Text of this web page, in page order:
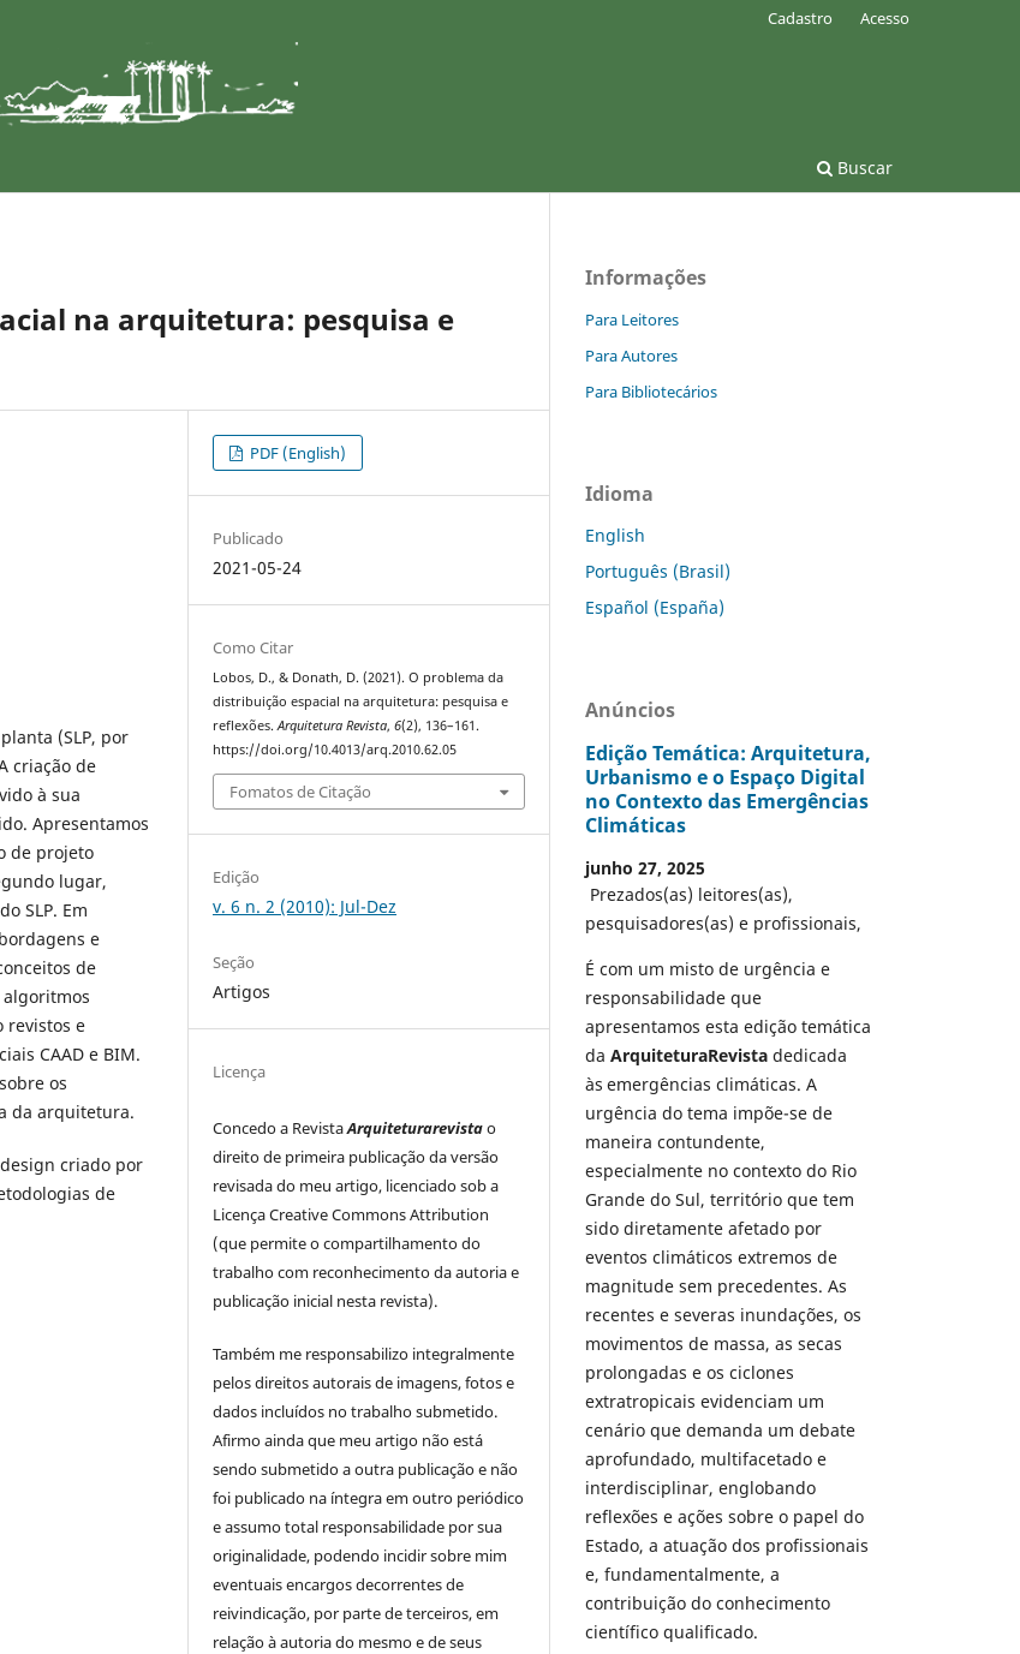
Buscar
Cadastro Acesso
na arquitetura: pesquisa e
(SLP, por
criação de
à sua
Apresentamos
de projeto
lugar,
SLP. Em
e
de
revistos e
CAAD e BIM.
os
da arquitetura.
criado por
de
PDF (English)
Publicado
2021-05-24
Como Citar
Lobos, D., & Donath, D. (2021). O problema da
distribuição espacial na arquitetura: pesquisa e
reflexões.Arquitetura Revista,6(2), 136–161.
https://doi.org/10.4013/arq.2010.62.05
Fomatos de Citação
Edição
v. 6 n. 2 (2010): Jul-Dez
Seção
Artigos
Licença
Concedo a RevistaArquiteturarevistao
direito de primeira publicação da versão
revisada do meu artigo, licenciado sob a
Licença Creative Commons Attribution
(que permite o compartilhamento do
trabalho com reconhecimento da autoria e
publicação inicial nesta revista).
Também me responsabilizo integralmente
pelos direitos autorais de imagens, fotos e
dados incluídos no trabalho submetido.
Afirmo ainda que meu artigo não está
sendo submetido a outra publicação e não
foi publicado na íntegra em outro periódico
e assumo total responsabilidade por sua
originalidade, podendo incidir sobre mim
eventuais encargos decorrentes de
reivindicação, por parte de terceiros, em
relação à autoria do mesmoe de seus
Informações
Para Leitores
Para Autores
Para Bibliotecários
Idioma
English
Português (Brasil)
Español (España)
Anúncios
Edição Temática: Arquitetura,
Urbanismo e o Espaço Digital
no Contexto das Emergências
Climáticas
junho 27, 2025
Prezados(as) leitores(as),
pesquisadores(as) e profissionais,
É com um misto de urgência e
responsabilidade que
apresentamos esta edição temática
da ArquiteturaRevista dedicada
às emergências climáticas. A
urgência do tema impõe-se de
maneira contundente,
especialmente no contexto do Rio
Grande do Sul, território que tem
sido diretamente afetado por
eventos climáticos extremos de
magnitude sem precedentes. As
recentes e severas inundações, os
movimentos de massa, as secas
prolongadas e os ciclones
extratropicais evidenciam um
cenário que demanda um debate
aprofundado, multifacetado e
interdisciplinar, englobando
reflexões e ações sobre o papel do
Estado, a atuação dos profissionais
e, fundamentalmente, a
contribuição do conhecimento
científico qualificado.